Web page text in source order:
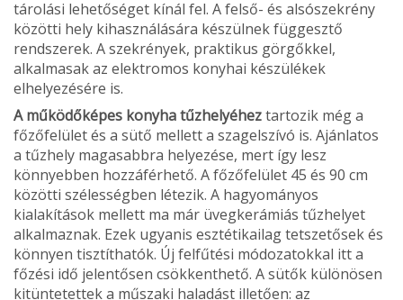
tárolási lehetőséget kínál fel. A felső- és alsószekrény
közötti hely kihasználására készülnek függesztő
rendszerek. A szekrények, praktikus görgőkkel,
alkalmasak az elektromos konyhai készülékek
elhelyezésére is.
A működőképes konyha tűzhelyéheztartozik még a
főzőfelület és a sütő mellett a szagelszívó is. Ajánlatos
a tűzhely magasabbra helyezése, mert így lesz
könnyebben hozzáférhető. A főzőfelület 45 és 90 cm
közötti szélesség­ben létezik. A hagyományos
kialakítások mellett ma már üvegkerámiás tűzhelyet
alkalmaznak. Ezek ugyanis esztétikailag tetszetősek és
könnyen tisztíthatók. Új fel­fűtési módozatokkal itt a
főzési idő jelentősen csökkenthető. A sütők különösen
kitüntetet­tek a műszaki haladást illetően: az